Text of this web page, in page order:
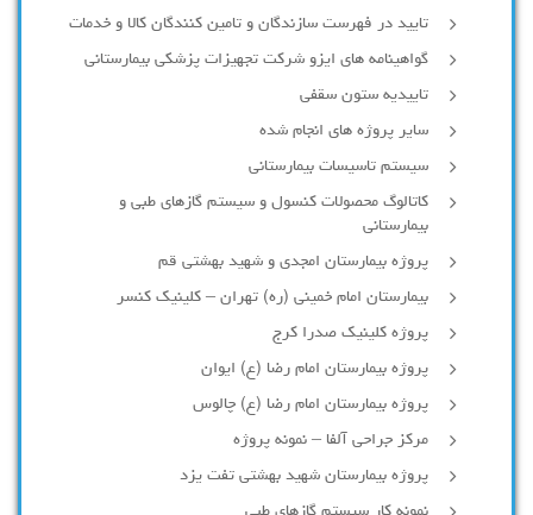
تایید در فهرست سازندگان و تامین کنندگان کالا و خدمات
گواهینامه های ایزو شرکت تجهیزات پزشکی بیمارستانی
تاییدیه ستون سقفی
سایر پروژه های انجام شده
سیستم تاسیسات بیمارستانی
کاتالوگ محصولات کنسول و سیستم گازهای طبی و
بیمارستانی
پروژه بیمارستان امجدی و شهید بهشتی قم
بیمارستان امام خمینی (ره) تهران – کلینیک کنسر
پروژه کلینیک صدرا کرج
پروژه بیمارستان امام رضا (ع) ایوان
پروژه بیمارستان امام رضا (ع) چالوس
مرکز جراحی آلفا – نمونه پروژه
پروژه بیمارستان شهید بهشتی تفت یزد